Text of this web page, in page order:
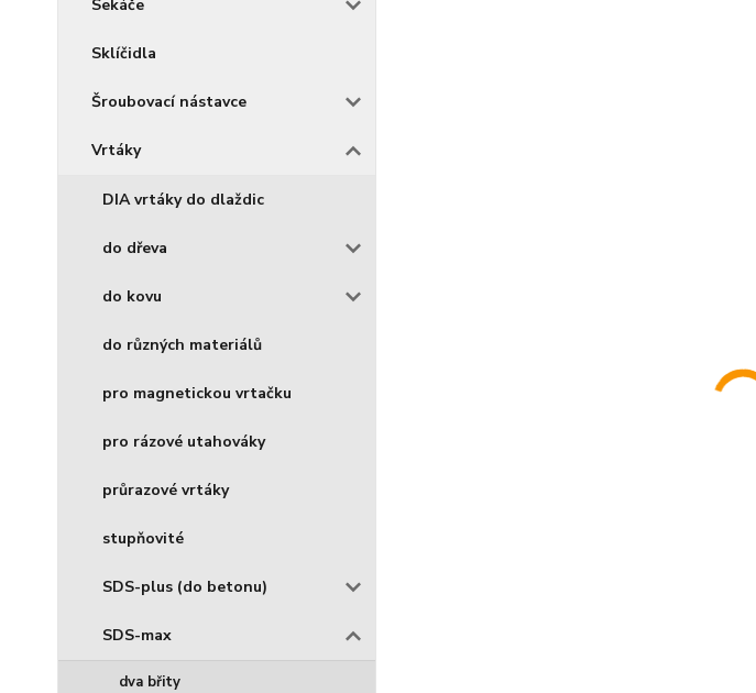
Sekáče
Sklíčidla
Šroubovací nástavce
Vrtáky
DIA vrtáky do dlaždic
do dřeva
do kovu
do různých materiálů
pro magnetickou vrtačku
pro rázové utahováky
průrazové vrtáky
stupňovité
SDS-plus (do betonu)
SDS-max
dva břity